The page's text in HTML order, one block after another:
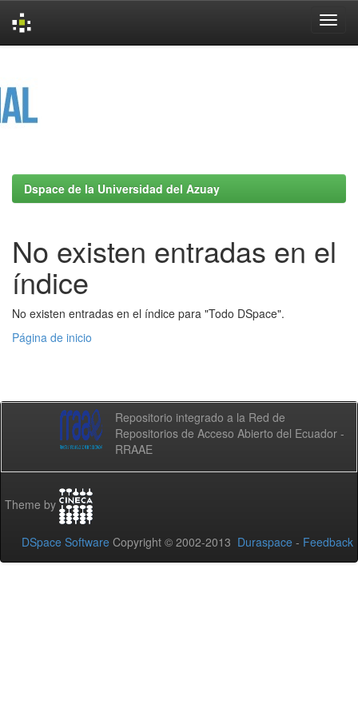
Dspace de la Universidad del Azuay
No existen entradas en el
índice
No existen entradas en el índice para "Todo DSpace".
Página de inicio
Repositorio integrado a la Red de
Repositorios de Acceso Abierto del Ecuador -
RRAAE
Theme by
DSpace Software Copyright © 2002-2013 Duraspace - Feedback